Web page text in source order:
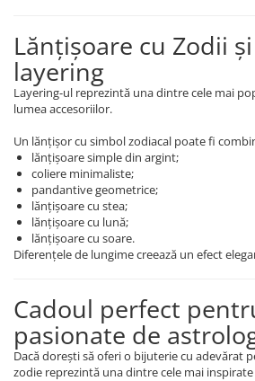
Lănțișoare cu Zodii
layering
Layering-ul reprezintă una dintre cele mai
lumea accesoriilor.
Un lănțișor cu simbol zodiacal poate fi
lănțișoare simple din argint;
coliere minimaliste;
pandantive geometrice;
lănțișoare cu stea;
lănțișoare cu lună;
lănțișoare cu soare.
Diferențele de lungime creează un efect
Cadoul perfect
pasionate de
Dacă dorești să oferi o bijuterie cu adevărat
zodie reprezintă una dintre cele mai inspirate